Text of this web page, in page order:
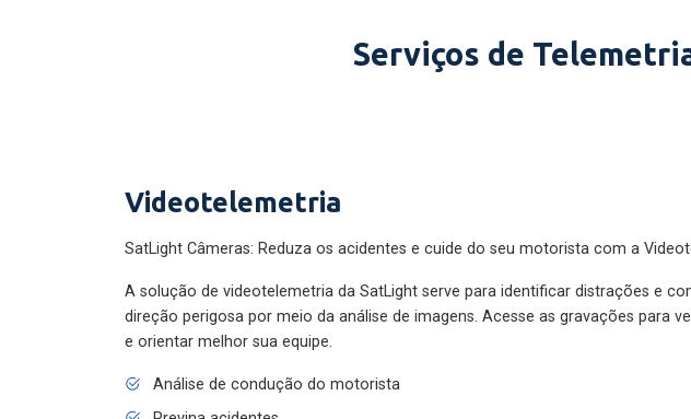
Serviços de
Videotelemetria
SatLight Câmeras: Reduza os acidentes e cuide do seu motorista com a
A solução de videotelemetria da SatLight serve para identificar distrações e
direção perigosa por meio da análise de imagens. Acesse as gravações para
e orientar melhor sua equipe.
Análise de condução do motorista
Previna acidentes